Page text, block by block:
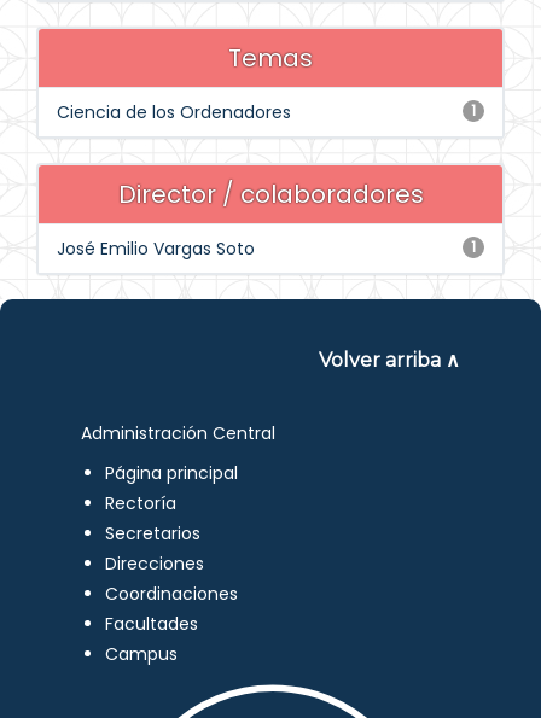
Temas
1
Ciencia de los Ordenadores
Director / colaboradores
1
José Emilio Vargas Soto
Volver arriba ∧
Administración Central
Página principal
Rectoría
Secretarios
Direcciones
Coordinaciones
Facultades
Campus